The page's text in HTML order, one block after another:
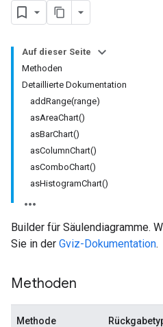
Auf dieser Seite
Methoden
Detaillierte Dokumentation
addRange(range)
asAreaChart()
asBarChart()
asColumnChart()
asComboChart()
asHistogramChart()
Builder für Säulendiagramme.
Sie in der Gviz-Dokumentation.
Methoden
Methode